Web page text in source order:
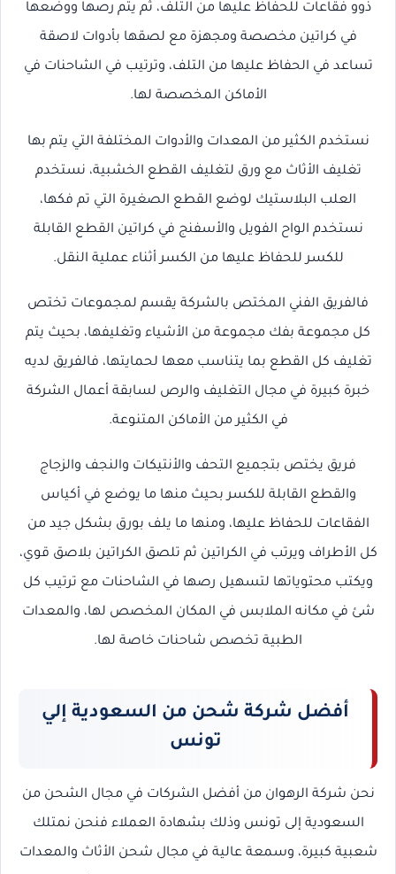
ذوو فقاعات للحفاظ عليها من التلف، ثم يتم رصها ووضعها
في كراتين مخصصة ومجهزة مع لصقها بأدوات لاصقة
تساعد في الحفاظ عليها من التلف، وترتيب في الشاحنات في
الأماكن المخصصة لها.
نستخدم الكثير من المعدات والأدوات المختلفة التي يتم بها
تغليف الأثاث مع ورق لتغليف القطع الخشبية، نستخدم
العلب البلاستيك لوضع القطع الصغيرة التي تم فكها،
نستخدم الواح الفويل والأسفنج في كراتين القطع القابلة
للكسر للحفاظ عليها من الكسر أثناء عملية النقل.
فالفريق الفني المختص بالشركة يقسم لمجموعات تختص
كل مجموعة بفك مجموعة من الأشياء وتغليفها، بحيث يتم
تغليف كل القطع بما يتناسب معها لحمايتها، فالفريق لديه
خبرة كبيرة في مجال التغليف والرص لسابقة أعمال الشركة
في الكثير من الأماكن المتنوعة.
فريق يختص بتجميع التحف والأنتيكات والنجف والزجاج
والقطع القابلة للكسر بحيث منها ما يوضع في أكياس
الفقاعات للحفاظ عليها، ومنها ما يلف بورق بشكل جيد من
كل الأطراف ويرتب في الكراتين ثم تلصق الكراتين بلاصق قوي،
ويكتب محتوياتها لتسهيل رصها في الشاحنات مع ترتيب كل
شئ في مكانه الملابس في المكان المخصص لها، والمعدات
الطبية تخصص شاحنات خاصة لها.
أفضل شركة شحن من السعودية إلي
تونس
نحن شركة الرهوان من أفضل الشركات في مجال الشحن من
السعودية إلى تونس وذلك بشهادة العملاء فنحن نمتلك
شعبية كبيرة، وسمعة عالية في مجال شحن الأثاث والمعدات